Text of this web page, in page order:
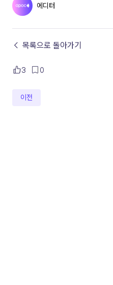
에디터
← 목록으로 돌아가기
3 0
이전